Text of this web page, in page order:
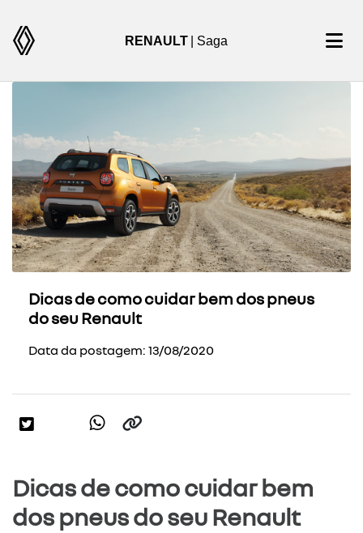
RENAULT | Saga
Dicas de como cuidar bem dos pneus
do seu Renault
Data da postagem: 13/08/2020
Dicas de como cuidar bem
dos pneus do seu Renault